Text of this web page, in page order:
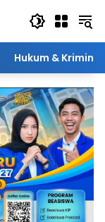
Hukum & Kriminal